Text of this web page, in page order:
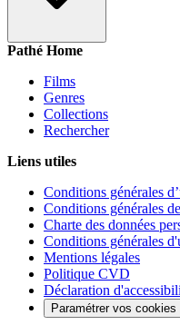
Pathé Home
Films
Genres
Collections
Rechercher
Liens utiles
Conditions générales
Conditions générales
Charte des données
Conditions générales
Mentions légales
Politique CVD
Déclaration
Paramétrer vos cookies